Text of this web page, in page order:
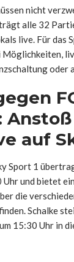
nicht
alle 32
live. Für das
oder
auf
Sport 1
und bietet
die
Schalke
15:30 Uhr in